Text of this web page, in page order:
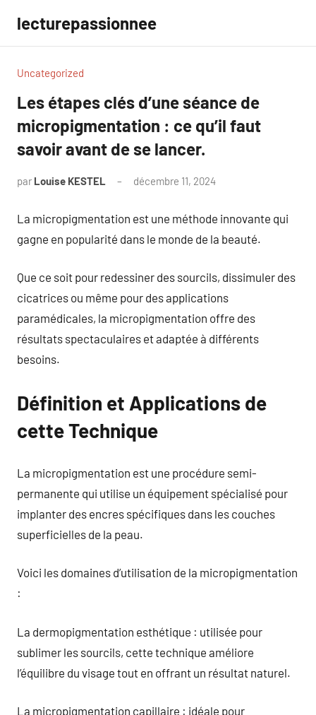
contenu
lecturepassionnee
Uncategorized
Les étapes clés d’une séance de
micropigmentation : ce qu’il faut
savoir avant de se lancer.
par Louise KESTEL décembre 11, 2024
La micropigmentation est une méthode innovante qui
gagne en popularité dans le monde de la beauté.
Que ce soit pour redessiner des sourcils, dissimuler des
cicatrices ou même pour des applications
paramédicales, la micropigmentation offre des
résultats spectaculaires et adaptée à différents
besoins.
Définition et Applications de
cette Technique
La micropigmentation est une procédure semi-
permanente qui utilise un équipement spécialisé pour
implanter des encres spécifiques dans les couches
superficielles de la peau.
Voici les domaines d’utilisation de la micropigmentation
:
La dermopigmentation esthétique : utilisée pour
sublimer les sourcils, cette technique améliore
l’équilibre du visage tout en offrant un résultat naturel.
La micropigmentation capillaire : idéale pour